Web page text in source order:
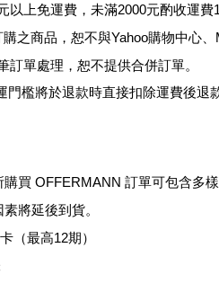
以上免運費，未滿2000元酌收運費
之商品，恕不與Yahoo購物中心、
處理，恕不提供合併訂單。
門檻將於退款時直接扣除運費後退
購買 OFFERMANN訂單可包含多
將延後到貨。
（最高12期）